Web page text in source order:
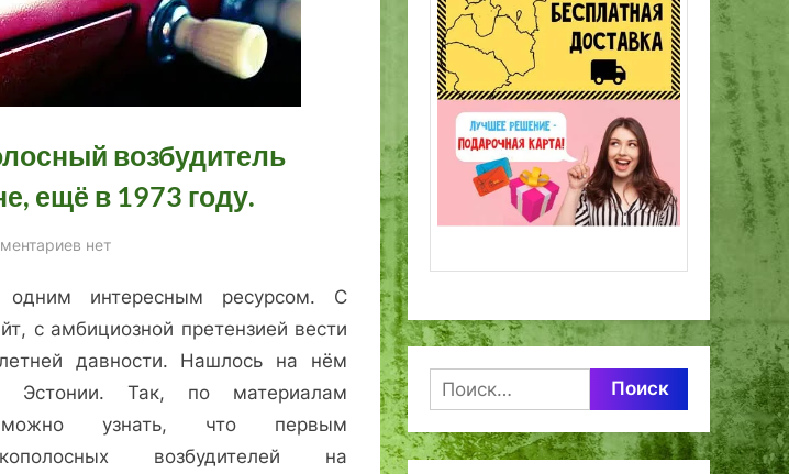
возбудитель
ещё в 1973 году.
к
Первый
широкополосный
возбудитель
изобрели
Таллине,
ещё
нет
интересным ресурсом. С
с амбициозной претензией вести
давности. Нашлось на нём
Так, по материалам
узнать, что первым
возбудителей на
Найти: